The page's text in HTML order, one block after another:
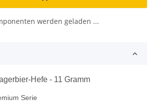
werden geladen ...
Hefe - 11 Gramm
Serie